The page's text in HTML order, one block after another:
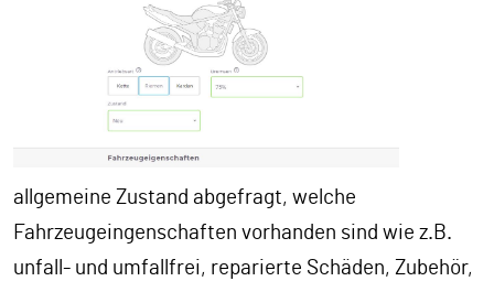
allgemeine Zustand abgefragt, welche
Fahrzeugeingenschaften vorhanden sind wie z.B.
unfall- und umfallfrei, reparierte Schäden, Zubehör,